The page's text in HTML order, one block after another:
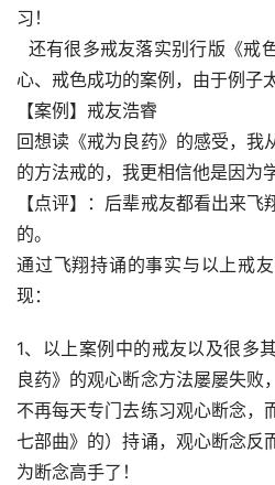
习！
还有很多戒友落实别行版《戒
心、戒色成功的案例，由于例子
【案例】戒友浩睿
回想读《戒为良药》的感受，我
的方法戒的，我更相信他是因为
【点评】：后辈戒友都看出来
的。
通过飞翔持诵的事实与以上戒
现：
1、以上案例中的戒友以及很多
良药》的观心断念方法屡屡失败
不再每天专门去练习观心断念，
七部曲》的）持诵，观心断念反
为断念高手了！